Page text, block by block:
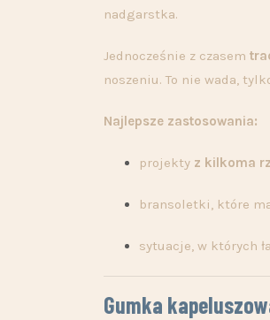
nadgarstka.
Jednocześnie z czasem
noszeniu. To nie wada,
Najlepsze zastosowania:
projekty z kilkoma
bransoletki, które
sytuacje, w których
Gumka